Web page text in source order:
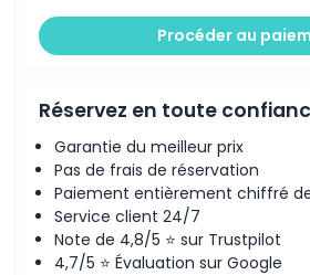
Procéder au
Réservez en toute
Garantie du meilleur prix
Pas de frais de réservation
Paiement entièrement chiffré
Service client 24/7
Note de 4,8/5 ⭐ sur Trustpilot
4,7/5 ⭐ Évaluation sur Google